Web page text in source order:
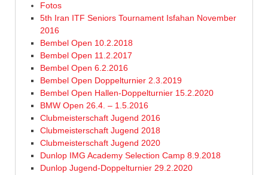
Fotos
5th Iran ITF Seniors Tournament Isfahan November
2016
Bembel Open 10.2.2018
Bembel Open 11.2.2017
Bembel Open 6.2.2016
Bembel Open Doppelturnier 2.3.2019
Bembel Open Hallen-Doppelturnier 15.2.2020
BMW Open 26.4. – 1.5.2016
Clubmeisterschaft Jugend 2016
Clubmeisterschaft Jugend 2018
Clubmeisterschaft Jugend 2020
Dunlop IMG Academy Selection Camp 8.9.2018
Dunlop Jugend-Doppelturnier 29.2.2020